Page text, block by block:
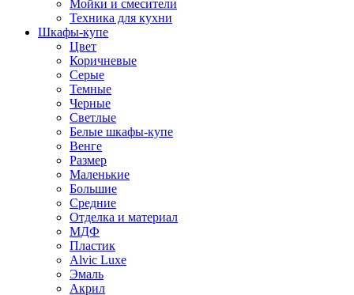
Мойки и смесители
Техника для кухни
Шкафы-купе
Цвет
Коричневые
Серые
Темные
Черные
Светлые
Белые шкафы-купе
Венге
Размер
Маленькие
Большие
Средние
Отделка и материал
МДФ
Пластик
Alvic Luxe
Эмаль
Акрил